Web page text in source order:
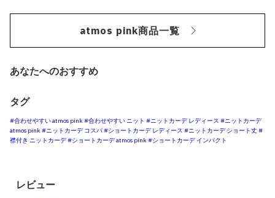
atmos pink商品一覧
あなたへのおすすめ
タグ
#合わせやすい atmos pink#合わせやすい ニット #ニットカーデ レディース #ニットカーデ
atmos pink#ニットカーデ コスパ#ショートカーデ レディース #ニットカーデ ショート丈#
襟付き ニットカーデ#ショートカーデ atmos pink#ショートカーデ インパクト